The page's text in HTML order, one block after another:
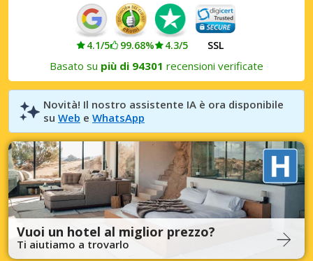
4.1/5 99.68% 4.3/5 SSL
Basato su più di 94301 recensioni verificate
Novità! Il nostro assistente IA è ora disponibile
su Web e WhatsApp
Vuoi un hotel al miglior prezzo?
Ti aiutiamo a trovarlo